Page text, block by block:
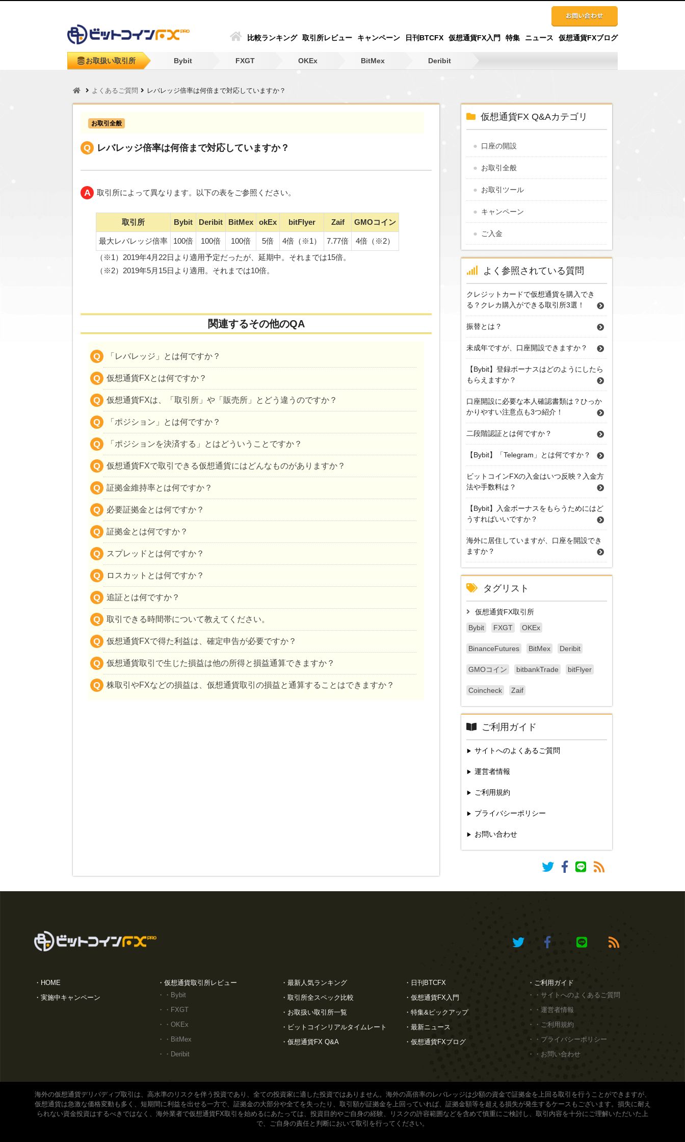
比較ランキング 取引所レビュー キャンペーン 日刊BTCFX 仮想通貨FX入門 特集 ニュース 仮想通貨FXブログ
お取扱い取引所 Bybit FXGT OKEx BitMex Deribit
よくあるご質問 レバレッジ倍率は何倍まで対応していますか？
お取引全般
レバレッジ倍率は何倍まで対応していますか？
取引所によって異なります。以下の表をご参照ください。
取引所 Bybit Deribit BitMex okEx bitFlyer Zaif GMOコイン
最大レバレッジ倍率 100倍 100倍 100倍 5倍 4倍（※1） 7.77倍
4倍（※2）
（※1）2019年4月22日より適用予定だったが、延期中。それまでは15倍。
（※2）2019年5月15日より適用。それまでは10倍。
関連するその他のQA
「レバレッジ」とは何ですか？
仮想通貨FXとは何ですか？
仮想通貨FXは、「取引所」や「販売所」とどう違うのですか？
「ポジション」とは何ですか？
「ポジションを決済する」とはどういうことですか？
仮想通貨FXで取引できる仮想通貨にはどんなものがありますか？
証拠金維持率とは何ですか？
必要証拠金とは何ですか？
証拠金とは何ですか？
スプレッドとは何ですか？
ロスカットとは何ですか？
追証とは何ですか？
取引できる時間帯について教えてください。
仮想通貨FXで得た利益は、確定申告が必要ですか？
仮想通貨取引で生じた損益は他の所得と損益通算できますか？
株取引やFXなどの損益は、仮想通貨取引の損益と通算することはできますか？
仮想通貨FX Q&Aカテゴリ
口座の開設
お取引全般
お取引ツール
キャンペーン
ご入金
よく参照されている質問
クレジットカードで仮想通貨を購入でき
る？クレカ購入ができる取引所3選！
振替とは？
未成年ですが、口座開設できますか？
【Bybit】登録ボーナスはどのようにしたら
もらえますか？
口座開設に必要な本人確認書類は？ひっか
かりやすい注意点も3つ紹介！
二段階認証とは何ですか？
【Bybit】「Telegram」とは何ですか？
ビットコインFXの入金はいつ反映？入金方
法や手数料は？
【Bybit】入金ボーナスをもらうためにはど
うすればいいですか？
海外に居住していますが、口座を開設でき
ますか？
タグリスト
仮想通貨FX取引所
Bybit
FXGT OKEx
BinanceFutures BitMex Deribit
GMOコイン bitbankTrade bitFlyer
Coincheck Zaif
ご利用ガイド
サイトへのよくあるご質問
運営者情報
ご利用規約
プライバシーポリシー
お問い合わせ
・ HOME
・実施中キャンペーン
・仮想通貨取引所レビュー
・・Bybit
・・FXGT
・・OKEx
・・BitMex
・・Deribit
・最新人気ランキング
・取引所全スペック比較
・ お取扱い取引所一覧
・ ビットコインリアルタイムレート
・仮想通貨FX Q&A
・ 日刊BTCFX
・ 仮想通貨FX入門
・ 特集&ピックアップ
・ 最新ニュース
・ 仮想通貨FXブログ
・ ご利用ガイド
・・ サイトへのよくあるご質問
・・ 運営者情報
・・ ご利用規約
・・ プライバシーポリシー
・・ お問い合わせ
海外の仮想通貨デリバディブ取引は、高水準のリスクを伴う投資であり、全ての投資家に適した投資ではありません。海外の高倍率のレバレッジは少額の資金で証拠金を上回る取引を行うことができますが、
仮想通貨は急激な価格変動も多く、短期間に利益を出せる一方で、証拠金の大部分や全てを失ったり、取引額が証拠金を上回っていれば、証拠金額等を超える損失が発生するケースもございます。損失に耐え
られない資金投資はするべきではなく、海外業者で仮想通貨FX取引を始めるにあたっては、投資目的やご自身の経験、リスクの許容範囲などを含めて慎重にご検討し、取引内容を十分にご理解いただいた上
で、ご自身の責任と判断において取引を行ってください。